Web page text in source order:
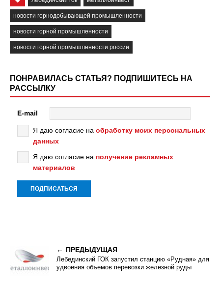
новости горнодобывающей промышленности
новости горной промышленности
новости горной промышленности россии
ПОНРАВИЛАСЬ СТАТЬЯ? ПОДПИШИТЕСЬ НА
РАССЫЛКУ
E-mail
Я даю согласие на обработку моих персональных
данных
Я даю согласие на получение рекламных
материалов
ПРЕДЫДУЩАЯ
Лебединский ГОК запустил станцию «Рудная» для
удвоения объемов перевозки железной руды